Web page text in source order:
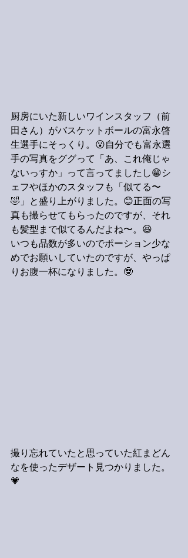
厨房にいた新しいワインスタッフ（前
田さん）がバスケットボールの富永啓
生選手にそっくり。😮自分でも富永選
手の写真をググって「あ、これ俺じゃ
ないっすか」って言ってましたし😁シ
ェフやほかのスタッフも「似てる〜
🤣」と盛り上がりました。😊正面の写
真も撮らせてもらったのですが、それ
も髪型まで似てるんだよね〜。😆
いつも品数が多いのでポーション少な
めでお願いしていたのですが、やっぱ
りお腹一杯になりました。🤓
撮り忘れていたと思っていた紅まどん
なを使ったデザート見つかりました。
💗